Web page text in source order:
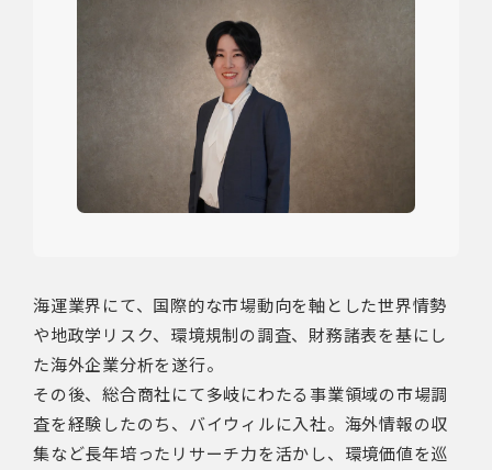
海運業界にて、国際的な市場動向を軸とした世界情勢
や地政学リスク、環境規制の調査、財務諸表を基にし
た海外企業分析を遂行。
その後、総合商社にて多岐にわたる事業領域の市場調
査を経験したのち、バイウィルに入社。海外情報の収
集など長年培ったリサーチ力を活かし、環境価値を巡